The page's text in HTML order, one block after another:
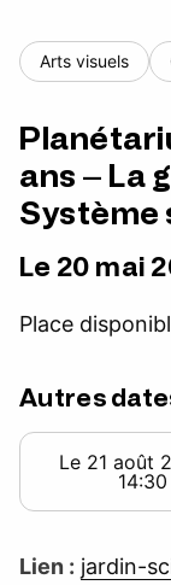
Arts visuels
ans – La
Système
Le 20 mai
Place
Autres
Le 21 août
14:30
Lien : jardin-